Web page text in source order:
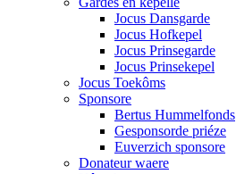
Jocus Dansgarde
Jocus Hofkepel
Jocus Prinsegarde
Jocus Prinsekepel
Jocus Toekôms
Sponsore
Bertus Hummelfonds
Gesponsorde priéze
Euverzich sponsore
Donateur waere